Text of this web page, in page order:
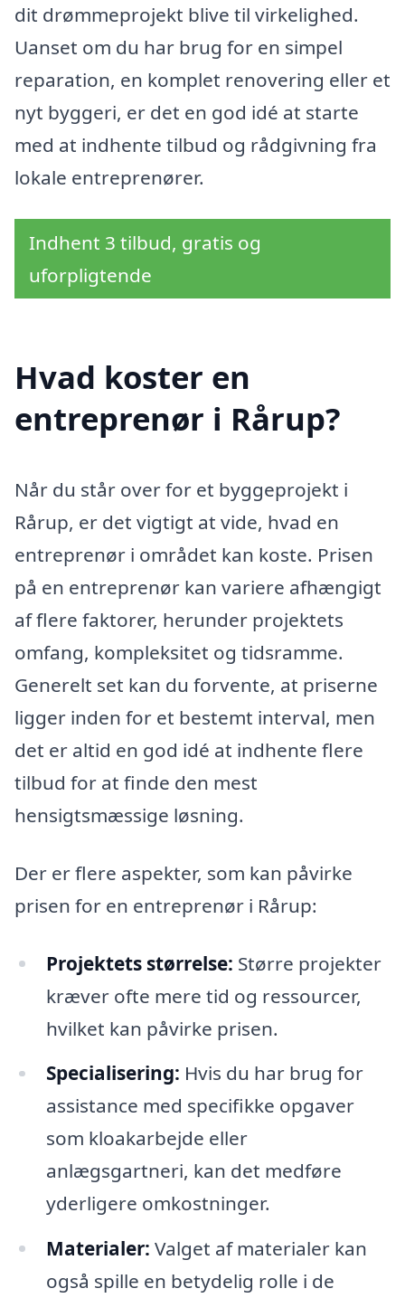
dit drømmeprojekt blive til virkelighed.
Uanset om du har brug for en simpel
reparation, en komplet renovering eller et
nyt byggeri, er det en god idé at starte
med at indhente tilbud og rådgivning fra
lokale entreprenører.
Indhent 3 tilbud, gratis og
uforpligtende
Hvad koster en
entreprenør i Rårup?
Når du står over for et byggeprojekt i
Rårup, er det vigtigt at vide, hvad en
entreprenør i området kan koste. Prisen
på en entreprenør kan variere afhængigt
af flere faktorer, herunder projektets
omfang, kompleksitet og tidsramme.
Generelt set kan du forvente, at priserne
ligger inden for et bestemt interval, men
det er altid en god idé at indhente flere
tilbud for at finde den mest
hensigtsmæssige løsning.
Der er flere aspekter, som kan påvirke
prisen for en entreprenør i Rårup:
Projektets størrelse: Større projekter
kræver ofte mere tid og ressourcer,
hvilket kan påvirke prisen.
Specialisering: Hvis du har brug for
assistance med specifikke opgaver
som kloakarbejde eller
anlægsgartneri, kan det medføre
yderligere omkostninger.
Materialer: Valget af materialer kan
også spille en betydelig rolle i de